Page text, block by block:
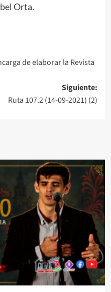
Orta.
de elaborar la Revista
Siguiente:
Ruta 107.2 (14-09-2021) (2)